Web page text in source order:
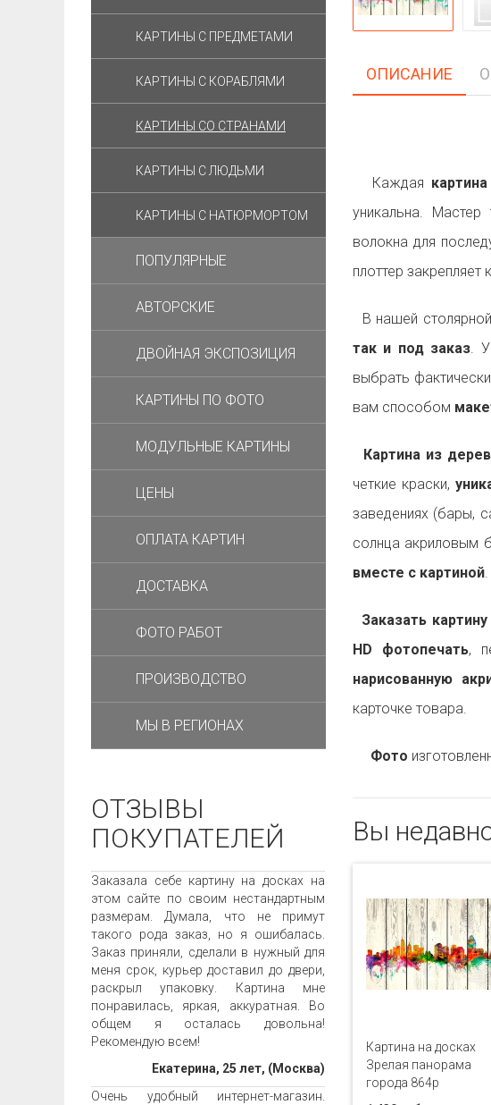
ОПИСАНИЕ
Каждая
уникальна. Мастер
волокна для
плоттер
В нашей
так и под заказ .
выбрать
вам способом
Картина из
четкие краски,
заведениях (бары,
солнца акриловым
вместе с картиной.
Заказать
HD фотопечать,
нарисованную
карточке товара.
Фото
Вы
Картина на досках
Зрелая панорама
города 864p
КАРТИНЫ С ПРЕДМЕТАМИ
КАРТИНЫ С КОРАБЛЯМИ
КАРТИНЫ СО СТРАНАМИ
КАРТИНЫ С ЛЮДЬМИ
КАРТИНЫ С НАТЮРМОРТОМ
ПОПУЛЯРНЫЕ
АВТОРСКИЕ
ДВОЙНАЯ ЭКСПОЗИЦИЯ
КАРТИНЫ ПО ФОТО
МОДУЛЬНЫЕ КАРТИНЫ
ЦЕНЫ
ОПЛАТА КАРТИН
ДОСТАВКА
ФОТО РАБОТ
ПРОИЗВОДСТВО
МЫ В РЕГИОНАХ
ОТЗЫВЫ
ПОКУПАТЕЛЕЙ
Заказала себе картину на досках на
этом сайте по своим нестандартным
размерам. Думала, что не примут
такого рода заказ, но я ошибалась.
Заказ приняли, сделали в нужный для
меня срок, курьер доставил до двери,
раскрыл упаковку. Картина мне
понравилась, яркая, аккуратная. Во
общем я осталась довольна!
Рекомендую всем!
Екатерина, 25 лет, (Москва)
Очень удобный интернет-магазин.